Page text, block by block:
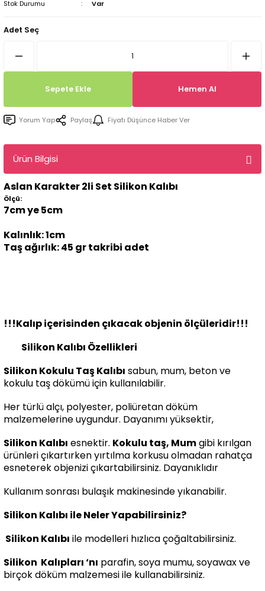
Tütsülük Silikonkalıpları
Stok Durumu
Var
Adet Seç
Sepete Ekle Hemen Al
Yorum Yap Paylaş Fiyatı Düşünce Haber Ver
Ürün Bilgisi
Aslan Karakter 2li Set Silikon Kalıbı
Ölçü:
7cm ye 5cm
Kalınlık: 1cm
Taş ağırlık: 45 gr takribi adet
!!!Kalıp içerisinden çıkacak objenin ölçüleridir!!!
Silikon Kalıbı Özellikleri
Silikon Kokulu Taş Kalıbı sabun, mum, beton ve
kokulu taş dökümü için kullanılabilir.
Her türlü alçı, polyester, poliüretan döküm
malzemelerine uygundur. Dayanımı yüksektir,
Silikon Kalıbı esnektir. Kokulu taş, Mumgibi kırılgan
ürünleri çıkartırken yırtılma korkusu olmadan rahatça
esneterek objenizi çıkartabilirsiniz. Dayanıklıdır
Kullanım sonrası bulaşık makinesinde yıkanabilir.
Silikon Kalıbı ile Neler Yapabilirsiniz?
Silikon Kalıbı ile modelleri hızlıca çoğaltabilirsiniz.
Silikon Kalıpları ‘nı parafin, soya mumu, soyawax ve
birçok döküm malzemesi ile kullanabilirsiniz.